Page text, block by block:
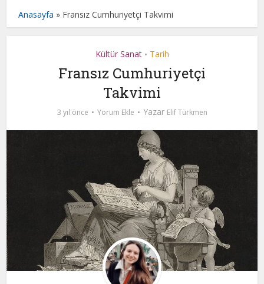
Anasayfa » Fransız Cumhuriyetçi Takvimi
Kültür Sanat • Tarih
Fransız Cumhuriyetçi
Takvimi
3 yıl önce Yorum Ekle Yazar Elif Türkmen